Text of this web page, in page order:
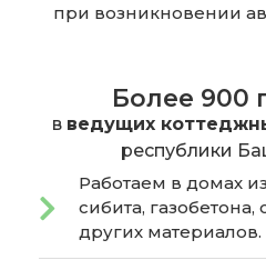
при возникновении
Более 900
в ведущих
республики
Работаем в домах
сибита,
других материалов.